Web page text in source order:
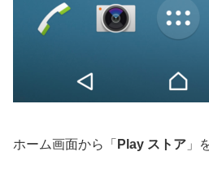
ホーム画面から「 Play ストア 」